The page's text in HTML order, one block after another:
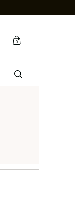
cart
0
kapalı